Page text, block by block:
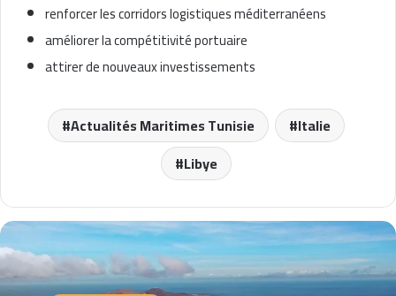
renforcer les corridors logistiques méditerranéens
améliorer la compétitivité portuaire
attirer de nouveaux investissements
Actualités Maritimes Tunisie
Italie
Libye